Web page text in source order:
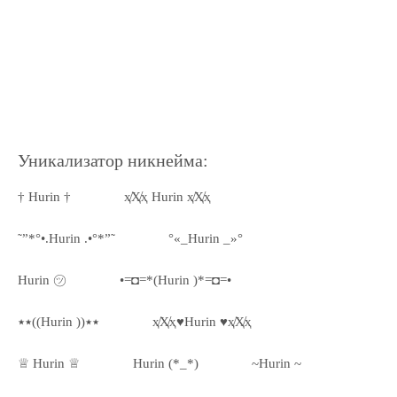
Уникализатор никнейма:
† Hurin † ҳ̸Ҳ̸ҳ Hurin ҳ̸Ҳ̸ҳ
˜”*°•.Hurin .•°*”˜ °«_Hurin _»°
Hurin ㋡ •=◘=*(Hurin )*=◘=•
٭٭((Hurin ))٭٭ ҳ̸Ҳ̸ҳ♥Hurin ♥ҳ̸Ҳ̸ҳ
♕ Hurin ♕ Hurin (*_*) ~Hurin ~